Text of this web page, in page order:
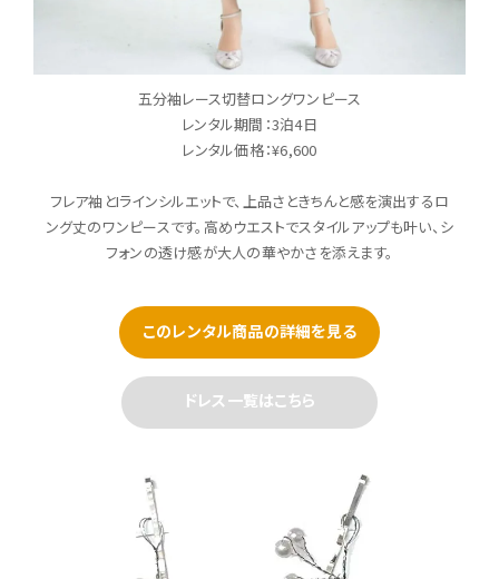
五分袖レース切替ロングワンピース
レンタル期間：3泊4日
レンタル価格：¥6,600
フレア袖とIラインシルエットで、上品さときちんと感を演出するロ
ング丈のワンピースです。高めウエストでスタイルアップも叶い、シ
フォンの透け感が大人の華やかさを添えます。
このレンタル商品の詳細を見る
ドレス一覧はこちら